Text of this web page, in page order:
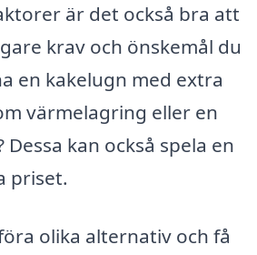
är det också bra att
krav och önskemål du
en kakelugn med extra
värmelagring eller en
Dessa kan också spela en
priset.
olika alternativ och få